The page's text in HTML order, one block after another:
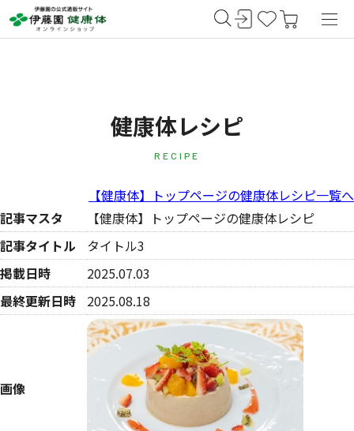
健康体レシピ
RECIPE
【健康体】トップページの健康体レシピ一覧へ
記事マスタ
【健康体】トップページの健康体レシピ
記事タイトル
タイトル3
掲載日時
2025.07.03
最終更新日時
2025.08.18
画像